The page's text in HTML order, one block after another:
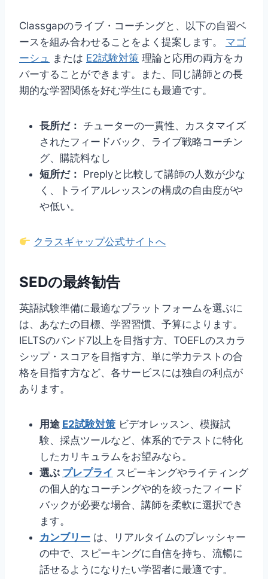
Classgapのライブ・コーチングと、以下の自習ベ
ースを組み合わせることをよく提案します。 マゴ
ーシュ または E2試験対策 理論と応用の両方をカ
バーすることができます。また、同じ講師との長
期的な学習関係を好む学生にも最適です。
長所だ： チューターの一貫性、カスタマイズ
されたフィードバック、ライブ戦略コーチン
グ、購読料なし
短所だ： Preplyと比較して講師の人数が少な
く、トライアルレッスンの構成の自由度がや
や低い。
クラスギャップ公式サイトへ
SEDの最終勧告
英語試験準備に最適なプラットフォームを選ぶに
は、あなたの目標、学習習慣、予算によります。
IELTSのバンド7以上を目指す方、TOEFLのスカラ
シップ・スコアを目指す方、単に学力テストの合
格を目指す方など、各サービスには独自の利点が
あります。
用途 E2試験対策 ビデオレッスン、模擬試
験、採点ツールなど、体系的でテストに特化
したカリキュラムをお望みなら。
選ぶ プレプライ スピーキングやライティング
の個人的なコーチングや的を絞ったフィード
バックが必要な場合、講師を柔軟に選択でき
ます。
カンブリー は、リアルタイムのプレッシャー
の中で、スピーキングに自信を持ち、流暢に
話せるようになりたい学習者に最適です。